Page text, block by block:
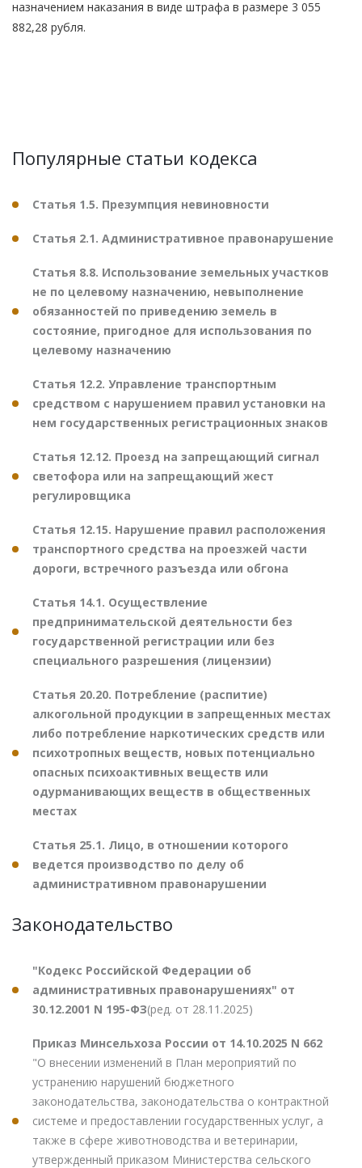
назначением наказания в виде штрафа в размере 3 055
882,28 рубля.
Популярные статьи кодекса
Статья 1.5. Презумпция невиновности
Статья 2.1. Административное правонарушение
Статья 8.8. Использование земельных участков
не по целевому назначению, невыполнение
обязанностей по приведению земель в
состояние, пригодное для использования по
целевому назначению
Статья 12.2. Управление транспортным
средством с нарушением правил установки на
нем государственных регистрационных знаков
Статья 12.12. Проезд на запрещающий сигнал
светофора или на запрещающий жест
регулировщика
Статья 12.15. Нарушение правил расположения
транспортного средства на проезжей части
дороги, встречного разъезда или обгона
Статья 14.1. Осуществление
предпринимательской деятельности без
государственной регистрации или без
специального разрешения (лицензии)
Статья 20.20. Потребление (распитие)
алкогольной продукции в запрещенных местах
либо потребление наркотических средств или
психотропных веществ, новых потенциально
опасных психоактивных веществ или
одурманивающих веществ в общественных
местах
Статья 25.1. Лицо, в отношении которого
ведется производство по делу об
административном правонарушении
Законодательство
"Кодекс Российской Федерации об
административных правонарушениях" от
30.12.2001 N 195-ФЗ(ред. от 28.11.2025)
Приказ Минсельхоза России от 14.10.2025 N 662
"О внесении изменений в План мероприятий по
устранению нарушений бюджетного
законодательства, законодательства о контрактной
системе и предоставлении государственных услуг, а
также в сфере животноводства и ветеринарии,
утвержденный приказом Министерства сельского